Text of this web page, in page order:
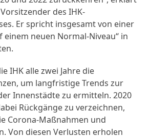
des IHK-
Er spricht insgesamt von einer
einem neuen Normal-Niveau“ in
IHK alle zwei Jahre die
um langfristige Trends zur
Innenstädte zu ermitteln. 2020
Rückgänge zu verzeichnen,
Corona-Maßnahmen und
Von diesen Verlusten erholen